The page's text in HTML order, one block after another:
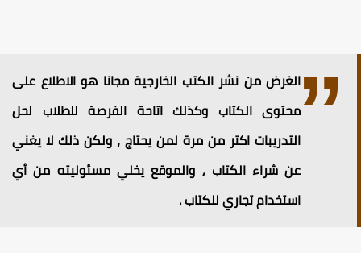
الغرض من نشر الكتب الخارجية مجانا هو الاطلاع على
محتوى الكتاب وكذلك اتاحة الفرصة للطلاب لحل
التدريبات اكتر من مرة لمن يحتاج ، ولكن ذلك لا يغني
عن شراء الكتاب ⸲ والموقع يخلي مسئوليته من أي
استخدام تجاري للكتاب .